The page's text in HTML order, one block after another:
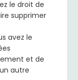
le droit de
supprimer
avez le
et de
autre